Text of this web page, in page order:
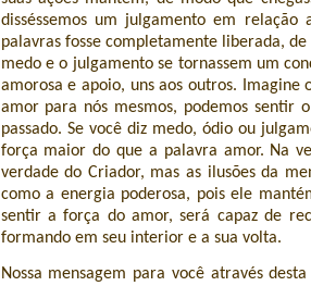
disséssemos um julgamento em
palavras fosse completamente liberada,
medo e o julgamento se tornassem um
amorosa e apoio, uns aos outros.
amor para nós mesmos, podemos sentir
passado. Se você diz medo, ódio ou
força maior do que a palavra amor. Na
verdade do Criador, mas as ilusões da
como a energia poderosa, pois ele
sentir a força do amor, será capaz de
formando em seu interior e a sua volta.
Nossa mensagem para você através